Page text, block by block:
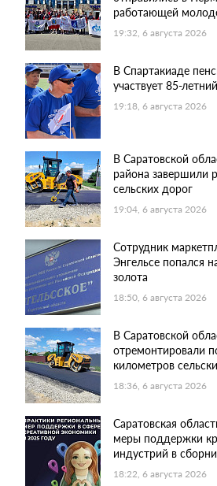
работающей
19:32, 6 августа 2026
В Спартакиаде
участвует 85-
19:18, 6 августа 2026
В Саратовской
района завершили
сельских дорог
19:04, 6 августа 2026
Сотрудник
Энгельсе попался
золота
18:50, 6 августа 2026
В Саратовской
отремонтировали
километров
18:36, 6 августа 2026
Саратовская
меры поддержки
индустрий в
18:22, 6 августа 2026